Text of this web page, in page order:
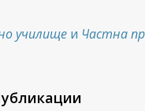
училище и Частна